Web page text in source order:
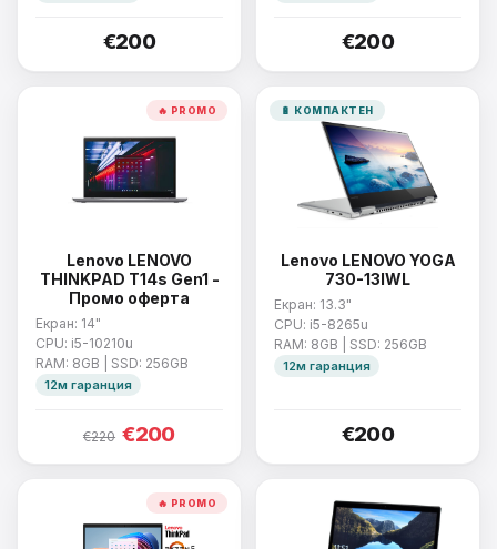
€200 €200
🔥 PROMO
Lenovo LENOVO
THINKPAD T14s Gen1 -
Промо оферта
Екран: 14"
CPU: i5-10210u
RAM: 8GB | SSD: 256GB
12м гаранция
€220 €200
🔋 КОМПАКТЕН
Lenovo LENOVO YOGA
730-13IWL
Екран: 13.3"
CPU: i5-8265u
RAM: 8GB | SSD: 256GB
12м гаранция
€200
🔥 PROMO